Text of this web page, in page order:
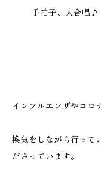
手拍子、大合唱♪
インフルエンザやコロ
換気をしながら行って
ださっています。